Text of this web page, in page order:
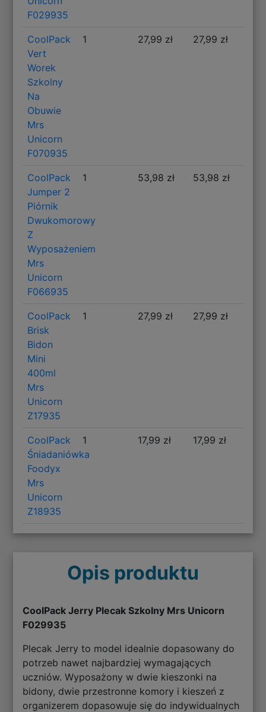
F029935
CoolPack
Vert
Worek
Szkolny
Na
Obuwie
Mrs
Unicorn
F070935
1 27,99 zł 27,99 zł
CoolPack
Jumper 2
Piórnik
Dwukomorowy
Z
Wyposażeniem
Mrs
Unicorn
F066935
1 53,98 zł 53,98 zł
CoolPack
Brisk
Bidon
Mini
400ml
Mrs
Unicorn
Z17935
1 27,99 zł 27,99 zł
CoolPack
Śniadaniówka
Foodyx
Mrs
Unicorn
Z18935
1 17,99 zł 17,99 zł
Opis produktu
CoolPack Jerry Plecak Szkolny Mrs Unicorn
F029935
Plecak Jerry to model idealnie dopasowany do
potrzeb nawet najbardziej wymagających
uczniów. Wyposażony w dwie kieszonki na
bidony, dwie przestronne komory i kieszeń z
organizerem dopasowuje się do indywidualnych